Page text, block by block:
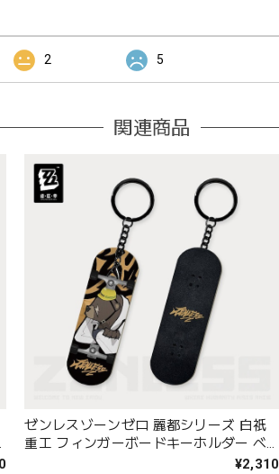
2 5
関連商品
ゼンレスゾーンゼロ 麗都シリーズ 白祇
重工 フィンガーボードキーホルダー ベ
¥2,310